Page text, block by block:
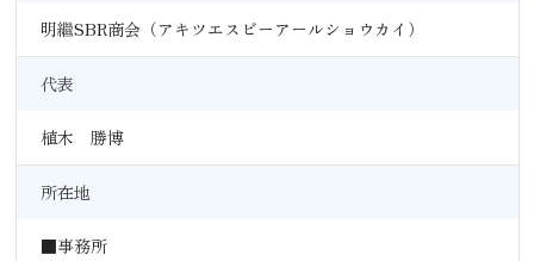
明繼SBR商会（アキツエスビーアールショウカイ）
代表
植木 勝博
所在地
■事務所